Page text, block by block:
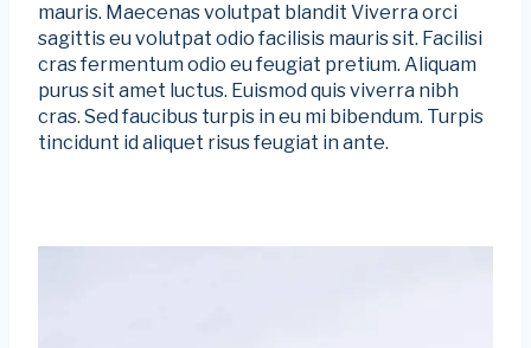
mauris. Maecenas volutpat blandit Viverra orci
sagittis eu volutpat odio facilisis mauris sit. Facilisi
cras fermentum odio eu feugiat pretium. Aliquam
purus sit amet luctus. Euismod quis viverra nibh
cras. Sed faucibus turpis in eu mi bibendum. Turpis
tincidunt id aliquet risus feugiat in ante.